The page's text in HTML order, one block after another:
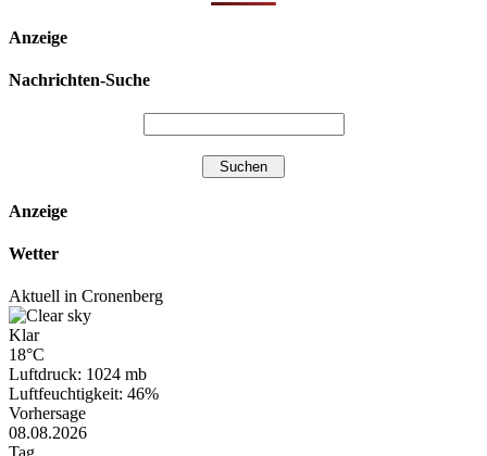
Anzeige
Nachrichten-Suche
Anzeige
Wetter
Aktuell in Cronenberg
Klar
18°C
Luftdruck: 1024 mb
Luftfeuchtigkeit: 46%
Vorhersage
08.08.2026